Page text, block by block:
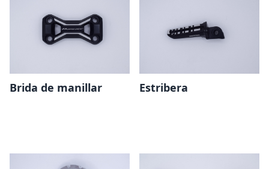
Brida de manillar Estribera